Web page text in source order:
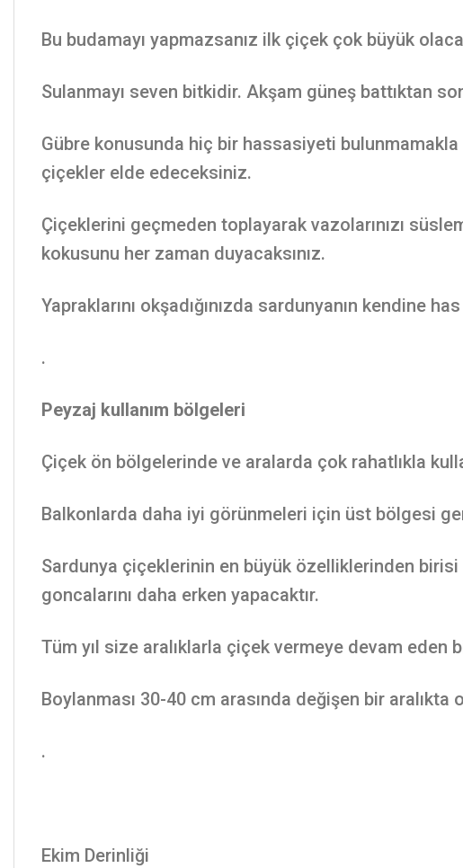
Bu budamayı yapmazsanız ilk çiçek çok büyük
Sulanmayı seven bitkidir. Akşam güneş battıktan
Gübre konusunda hiç bir hassasiyeti
çiçekler elde edeceksiniz.
Çiçeklerini geçmeden toplayarak vazolarınızı
kokusunu her zaman duyacaksınız.
Yapraklarını okşadığınızda sardunyanın kendine
.
Peyzaj kullanım bölgeleri
Çiçek ön bölgelerinde ve aralarda çok rahatlıkla
Balkonlarda daha iyi görünmeleri için üst bölgesi
Sardunya çiçeklerinin en büyük özelliklerinden
goncalarını daha erken yapacaktır.
Tüm yıl size aralıklarla çiçek vermeye devam
Boylanması 30-40 cm arasında değişen bir aralıkta
.
Ekim Derinliği